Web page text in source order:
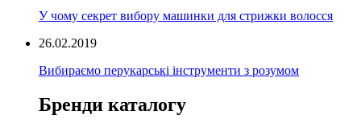
У чому секрет вибору машинки для стрижки волосся
26.02.2019
Вибираємо перукарські інструменти з розумом
Бренди каталогу